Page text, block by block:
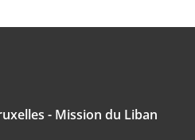
- Mission du Liban